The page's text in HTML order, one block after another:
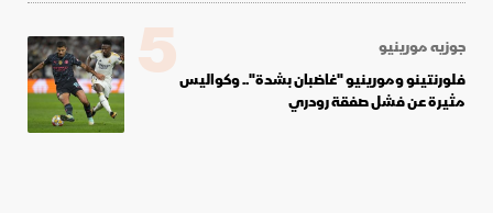
جوزيه مورينيو
فلورنتينو ومورينيو "غاضبان بشدة".. وكواليس
مثيرة عن فشل صفقة رودري
5